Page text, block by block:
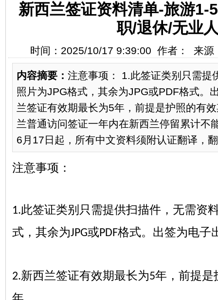
新西兰签证资料清单-旅游1-
职/退休/无业
时间：2025/10/17 9:39:00 作者： 来
内容摘要： 注意事项： 1.此签证类别只需提
照片为JPG格式，其余为JPG或PDF格式。
兰签证有效期最长为5年，前提是护照的有
兰普通访问签证一年内在新西兰停留累计不
6月17日起，所有中文资料须附认证翻译，
注意事项：
1.此签证类别只需提供扫描件，无需资
式，其余为JPG或PDF格式。出签为电子
2.新西兰签证有效期最长为5年，前提是